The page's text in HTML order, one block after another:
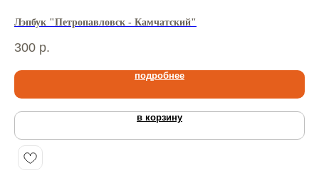
Лэпбук "Петропавловск - Камчатский"
300 р.
подробнее
в корзину